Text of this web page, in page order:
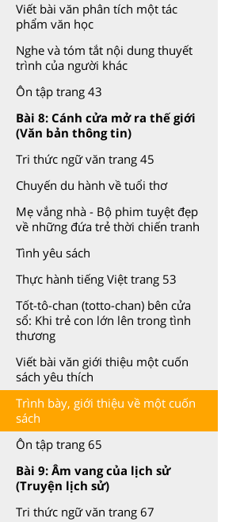
Viết bài văn phân tích một tác
phẩm văn học
Nghe và tóm tắt nội dung thuyết
trình của người khác
Ôn tập trang 43
Bài 8: Cánh cửa mở ra thế giới
(Văn bản thông tin)
Tri thức ngữ văn trang 45
Chuyến du hành về tuổi thơ
Mẹ vắng nhà - Bộ phim tuyệt đẹp
về những đứa trẻ thời chiến tranh
Tình yêu sách
Thực hành tiếng Việt trang 53
Tốt-tô-chan (totto-chan) bên cửa
sổ: Khi trẻ con lớn lên trong tình
thương
Viết bài văn giới thiệu một cuốn
sách yêu thích
Trình bày, giới thiệu về một cuốn
sách
Ôn tập trang 65
Bài 9: Âm vang của lịch sử
(Truyện lịch sử)
Tri thức ngữ văn trang 67